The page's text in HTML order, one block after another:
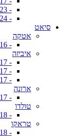
- 2017-2023
- 2024+
סיאט
אטקה
- 2016+
איביזה
- 2009-2017
- 2009-2017 (3 דלתות)
- 2017+
ארונה
- 2017+
טולדו
- 2012-2018
טראקו
- 2018+